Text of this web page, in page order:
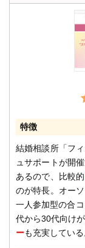
特徴
結婚相談所「フ
ュサポートが開
あるので、比較的
のが特長。オー
一人参加型の合
代から30代向け
ーも充実している